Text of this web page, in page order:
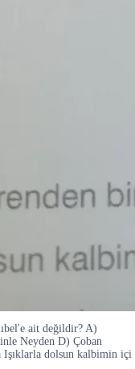
ait değildir? A)
Neyden D) Çoban
Işıklarla dolsun kalbimin içi